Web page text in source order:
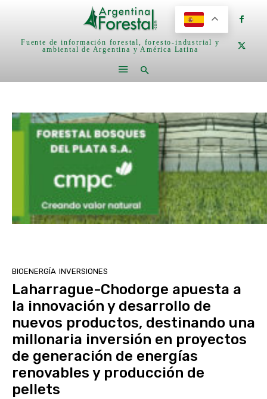
Fuente de información forestal, foresto-industrial y
ambiental de Argentina y América Latina
BIOENERGÍA INVERSIONES
Laharrague-Chodorge apuesta a
la innovación y desarrollo de
nuevos productos, destinando una
millonaria inversión en proyectos
de generación de energías
renovables y producción de
pellets